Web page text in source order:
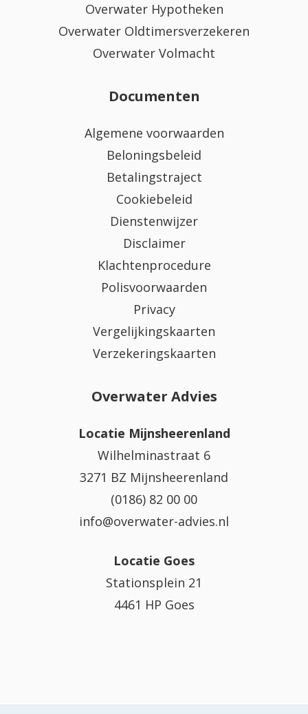
Overwater Hypotheken
Overwater Oldtimersverzekeren
Overwater Volmacht
Documenten
Algemene voorwaarden
Beloningsbeleid
Betalingstraject
Cookiebeleid
Dienstenwijzer
Disclaimer
Klachtenprocedure
Polisvoorwaarden
Privacy
Vergelijkingskaarten
Verzekeringskaarten
Overwater Advies
Locatie Mijnsheerenland
Wilhelminastraat 6
3271 BZ Mijnsheerenland
(0186) 82 00 00
info@overwater-advies.nl
Locatie Goes
Stationsplein 21
4461 HP Goes